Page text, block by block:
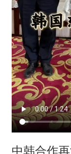
中韩合作